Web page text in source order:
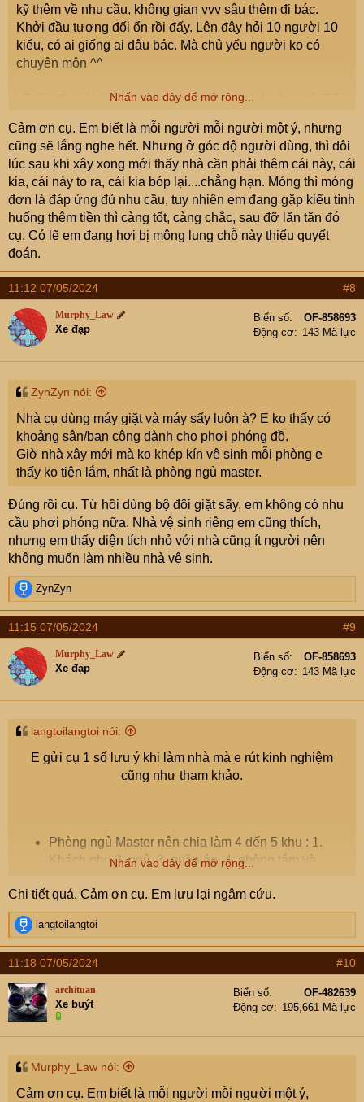
kỹ thêm về nhu cầu, không gian vvv sâu thêm đi bác.
Khởi đầu tương đối ổn rồi đấy. Lên đây hỏi 10 người 10
kiểu, có ai giống ai đâu bác. Mà chủ yếu người ko có
chuyên môn ^^
Về lăn tăn của bác phương án móng sao cho hợp lý. Cẩn
xem địa chất ntn, họ có ép cọc ko, dùng móng gì....vvv rồi
trao đổi với KTS, KTS sẽ trao đổi với KS để ra PA móng
phù hợp!
Nhấn vào đây để mở rộng...
Cảm ơn cụ. Em biết là mỗi người mỗi người một ý, nhưng
cũng sẽ lắng nghe hết. Nhưng ở góc độ người dùng, thì đôi
lúc sau khi xây xong mới thấy nhà cần phải thêm cái này, cái
kia, cái này to ra, cái kia bóp lại....chẳng hạn. Móng thì móng
đơn là đáp ứng đủ nhu cầu, tuy nhiên em đang gặp kiểu tình
huống thêm tiền thì càng tốt, càng chắc, sau đỡ lăn tăn đó
cụ. Có lẽ em đang hơi bị mông lung chỗ này thiếu quyết
đoán.
11:12 07/05/2024 #8
Murphy_Law
Xe đạp
Biển số
OF-858693
Động cơ
143 Mã lực
ZynZyn nói:
Nhà cụ dùng máy giặt và máy sấy luôn à? E ko thấy có
khoảng sân/ban công dành cho phơi phóng đồ.
Giờ nhà xây mới mà ko khép kín vệ sinh mỗi phòng e
thấy ko tiện lắm, nhất là phòng ngủ master.
Đúng rồi cụ. Từ hồi dùng bộ đôi giặt sấy, em không có nhu
cầu phơi phóng nữa. Nhà vệ sinh riêng em cũng thích,
nhưng em thấy diện tích nhỏ với nhà cũng ít người nên
không muốn làm nhiều nhà vệ sinh.
R
e
a
c
t
i
o
s
ZynZyn
11:15 07/05/2024 #9
Murphy_Law
Xe đạp
Biển số
OF-858693
Động cơ
143 Mã lực
langtoilangtoi nói:
E gửi cụ 1 số lưu ý khi làm nhà mà e rút kinh nghiệm
cũng như tham khảo.
Phòng ngủ Master nên chia làm 4 đến 5 khu : 1.
Khách phụ,2. ngủ, 3. quần áo, 4. phòng tắm và
Trong toilet thiết kế hộc âm tường để đựng sữa tắm,
dầu gội.
Phòng khách (Sinh hoạt chung) không cần quá
rộng, lúc thiết kế nhìn nhỏ nhưng kê đồ vào sẽ thấy
trống nhiều.
Nên để 1 khu trồng rau, gia vị nho nhỏ cạnh khu
bếp, nếu cần có thể sử dụng ngay.
Đường thoát nước mưa phải thiết kế riêng, không
chung với các đường thoát khác.
riêng và không được đấu chung với nhau. Đặc biệt
là đường thoát nước rửa bát hay gây tắc do mỡ
Nhấn vào đây để mở rộng...
Chi tiết quá. Cảm ơn cụ. Em lưu lại ngâm cứu.
R
e
a
c
t
i
o
n
s
langtoilangtoi
11:18 07/05/2024 #10
archituan
Xe buýt
Biển số
OF-482639
Động cơ
195,661 Mã lực
Murphy_Law nói:
Cảm ơn cụ. Em biết là mỗi người mỗi người một ý,